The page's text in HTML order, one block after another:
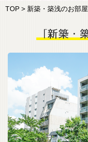
TOP> 新築・築浅のお部屋